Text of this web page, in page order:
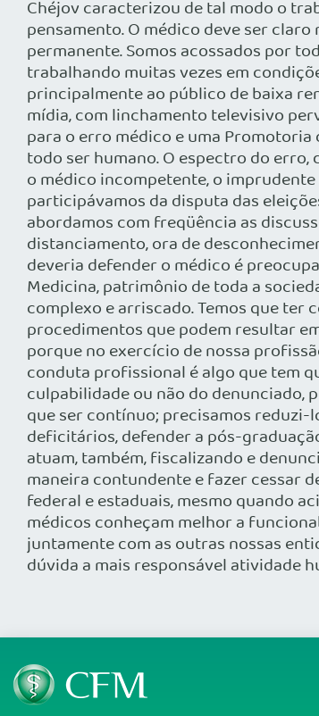
Chéjov caracterizou de tal modo o
pensamento. O médico deve ser
permanente. Somos acossados por
trabalhando muitas vezes em
principalmente ao público de baixa
mídia, com linchamento televisivo
para o erro médico e uma
todo ser humano. O espectro do
o médico incompetente, o
participávamos da disputa das
abordamos com freqüência as
distanciamento, ora de
deveria defender o médico é
Medicina, patrimônio de toda a
complexo e arriscado. Temos que ter
procedimentos que podem resultar
porque no exercício de nossa
conduta profissional é algo que tem
culpabilidade ou não do denunciado,
que ser contínuo; precisamos reduzi-
deficitários, defender a pós-
atuam, também, fiscalizando e
maneira contundente e fazer cessar
federal e estaduais, mesmo quando
médicos conheçam melhor a
juntamente com as outras nossas
dúvida a mais responsável atividade